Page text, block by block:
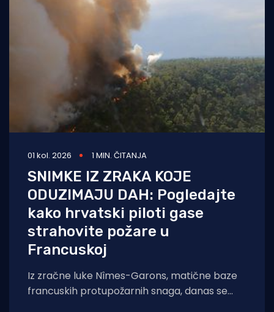
01 kol. 2026 1 MIN. ČITANJA
SNIMKE IZ ZRAKA KOJE
ODUZIMAJU DAH: Pogledajte
kako hrvatski piloti gase
strahovite požare u
Francuskoj
Iz zračne luke Nîmes-Garons, matične baze
francuskih protupožarnih snaga, danas se